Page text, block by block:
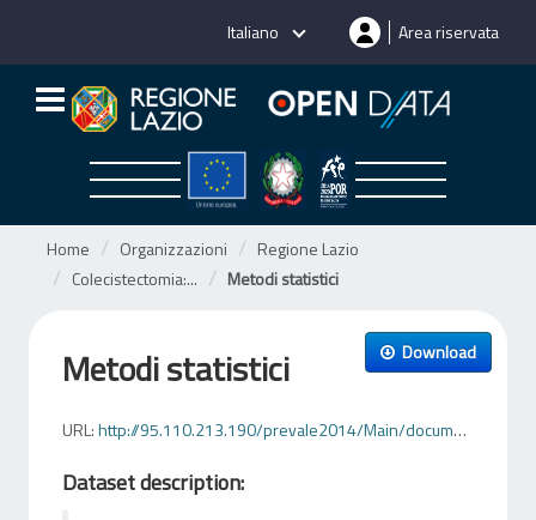
Italiano Area riservata
Home Organizzazioni
Regione Lazio
Colecistectomia:...
Metodi statistici
Download
Metodi statistici
URL:http://95.110.213.190/prevale2014/Main/documenti/metodi_statistici.pdf
Dataset description: